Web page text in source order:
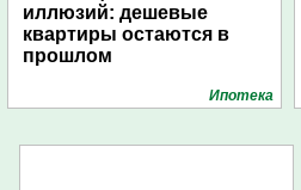
иллюзий: дешевые
квартиры остаются в
прошлом
Ипотека